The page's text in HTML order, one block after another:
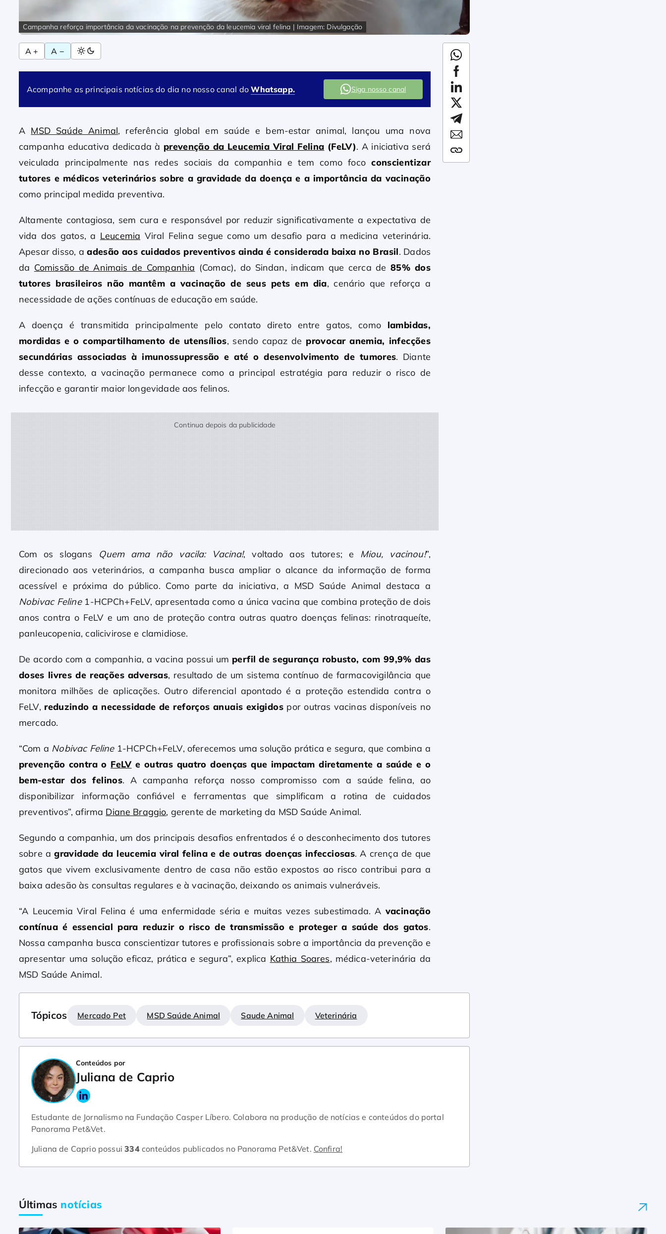
Campanha reforça importância da vacinação na prevenção da leucemia viral felina | Imagem: Divulgação
A + A −
Acompanhe as principais notícias do dia no nosso canal doWhatsapp. Siga nosso canal
A MSD Saúde Animal, referência global em saúde e bem-estar animal, lançou uma nova
campanha educativa dedicada à prevenção da Leucemia Viral Felina (FeLV). A iniciativa será
veiculada principalmente nas redes sociais da companhia e tem como fococonscientizar
tutores e médicos veterinários sobre a gravidade da doença e a importância da vacinação
como principal medida preventiva.
Altamente contagiosa, sem cura e responsável por reduzir significativamente a expectativa de
vida dos gatos, a Leucemia Viral Felina segue como um desafio para a medicina veterinária.
Apesar disso, aadesão aos cuidados preventivos ainda é considerada baixa no Brasil. Dados
da Comissão de Animais de Companhia (Comac), do Sindan, indicam que cerca de85% dos
tutores brasileiros não mantêm a vacinação de seus pets em dia, cenário que reforça a
necessidade de ações contínuas de educação em saúde.
A doença é transmitida principalmente pelo contato direto entre gatos, como lambidas,
mordidas e o compartilhamento de utensílios, sendo capaz de provocar anemia, infecções
secundárias associadas à imunossupressão e até o desenvolvimento de tumores. Diante
desse contexto, a vacinação permanece como a principal estratégia para reduzir o risco de
infecção e garantir maior longevidade aos felinos.
Continua depois da publicidade
Com os slogans Quem ama não vacila: Vacina!, voltado aos tutores; e Miou, vacinou!”,
direcionado aos veterinários, a campanha busca ampliar o alcance da informação de forma
acessível e próxima do público. Como parte da iniciativa, a MSD Saúde Animal destaca a
Nobivac Feline1-HCPCh+FeLV, apresentada como a única vacina que combina proteção de dois
anos contra o FeLV e um ano de proteção contra outras quatro doenças felinas: rinotraqueíte,
panleucopenia, calicivirose e clamidiose.
De acordo com a companhia, a vacina possui um perfil de segurança robusto, com 99,9% das
doses livres de reações adversas, resultado de um sistema contínuo de farmacovigilância que
monitora milhões de aplicações. Outro diferencial apontado é a proteção estendida contra o
FeLV, reduzindo a necessidade de reforços anuais exigidospor outras vacinas disponíveis no
mercado.
“Com a Nobivac Feline1-HCPCh+FeLV, oferecemos uma solução prática e segura, que combina a
prevenção contra o FeLVe outras quatro doenças que impactam diretamente a saúde e o
bem-estar dos felinos. A campanha reforça nosso compromisso com a saúde felina, ao
disponibilizar informação confiável e ferramentas que simplificam a rotina de cuidados
preventivos”, afirma Diane Braggio, gerente de marketing da MSD Saúde Animal.
Segundo a companhia, um dos principais desafios enfrentados é o desconhecimento dos tutores
sobre agravidade da leucemia viral felina e de outras doenças infecciosas. A crença de que
gatos que vivem exclusivamente dentro de casa não estão expostos ao risco contribui para a
baixa adesão às consultas regulares e à vacinação, deixando os animais vulneráveis.
“A Leucemia Viral Felina é uma enfermidade séria e muitas vezes subestimada. A vacinação
contínua é essencial para reduzir o risco de transmissão e proteger a saúde dos gatos.
Nossa campanha busca conscientizar tutores e profissionais sobre a importância da prevenção e
apresentar uma solução eficaz, prática e segura”, explica Kathia Soares, médica-veterinária da
MSD Saúde Animal.
Tópicos Mercado Pet MSD Saúde Animal Saude Animal Veterinária
Conteúdos por
Juliana de Caprio
Estudante de Jornalismo na Fundação Casper Líbero. Colabora na produção de notícias e conteúdos do portal
Panorama Pet&Vet.
Juliana de Caprio possui 334conteúdos publicados no Panorama Pet&Vet. Confira!
Últimas notícias